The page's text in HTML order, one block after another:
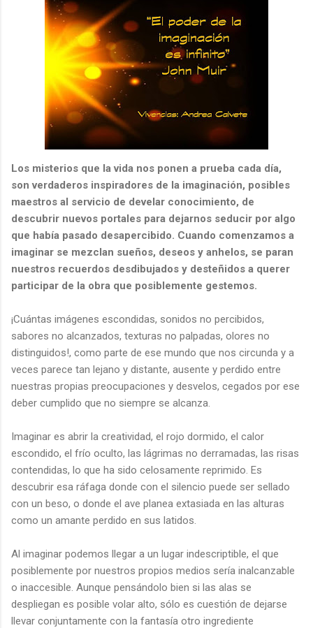
Los misterios que la vida nos ponen a prueba cada día,
son verdaderos inspiradores de la imaginación, posibles
maestros al servicio de develar conocimiento, de
descubrir nuevos portales para dejarnos seducir por algo
que había pasado desapercibido. Cuando comenzamos a
imaginar se mezclan sueños, deseos y anhelos, se paran
nuestros recuerdos desdibujados y desteñidos a querer
participar de la obra que posiblemente gestemos.
¡Cuántas imágenes escondidas, sonidos no percibidos,
sabores no alcanzados, texturas no palpadas, olores no
distinguidos!, como parte de ese mundo que nos circunda y a
veces parece tan lejano y distante, ausente y perdido entre
nuestras propias preocupaciones y desvelos, cegados por ese
deber cumplido que no siempre se alcanza.
Imaginar es abrir la creatividad, el rojo dormido, el calor
escondido, el frío oculto, las lágrimas no derramadas, las risas
contendidas, lo que ha sido celosamente reprimido. Es
descubrir esa ráfaga donde con el silencio puede ser sellado
con un beso, o donde el ave planea extasiada en las alturas
como un amante perdido en sus latidos.
Al imaginar podemos llegar a un lugar indescriptible, el que
posiblemente por nuestros propios medios sería inalcanzable
o inaccesible. Aunque pensándolo bien si las alas se
despliegan es posible volar alto, sólo es cuestión de dejarse
llevar conjuntamente con la fantasía otro ingrediente